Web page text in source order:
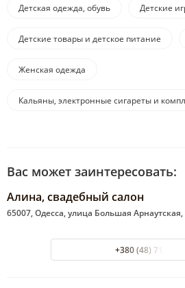
Детская одежда, обувь Детские
Детские товары и детское питание
Женская одежда
Кальяны, электронные сигареты и
Вас может заинтересовать:
Алина, свадебный салон
65007, Одесса, улица Большая Арнаутская,
+380 (48) 715-51-